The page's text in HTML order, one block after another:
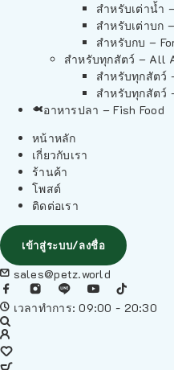
สำหรับเต่าน้ำ
สำหรับเต่าบก
สำหรับกบ –
สำหรับทุกสัตว์ – All
สำหรับทุกสัตว์
สำหรับทุกสัตว์
อาหารปลา – Fish Food
หน้าหลัก
เกี่ยวกับเรา
ร้านค้า
โพสต์
ติดต่อเรา
เข้าสู่ระบบ/ลงชื่อ
sales@petz.world
เวลาทำการ: 09:00 - 20:30